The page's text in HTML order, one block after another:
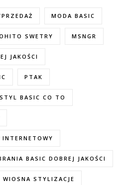
MODA BASIC
SWETRY MSNGR
JAKOŚCI
PTAK
STYL BASIC CO TO
BASIC DOBREJ JAKOŚCI
WIOSNA STYLIZACJE